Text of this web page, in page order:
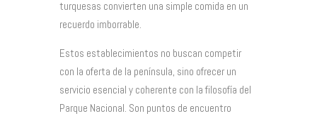
turquesas convierten una simple comida en un
recuerdo imborrable.
Estos establecimientos no buscan competir
con la oferta de la península, sino ofrecer un
servicio esencial y coherente con la filosofía del
Parque Nacional. Son puntos de encuentro